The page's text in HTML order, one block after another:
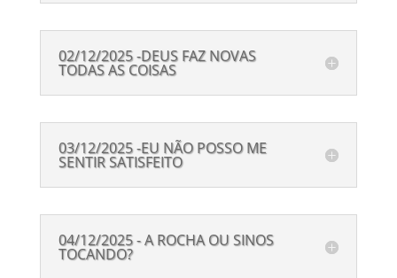
02/12/2025 -DEUS FAZ NOVAS
TODAS AS COISAS
03/12/2025 -EU NÃO POSSO ME
SENTIR SATISFEITO
04/12/2025 - A ROCHA OU SINOS
TOCANDO?